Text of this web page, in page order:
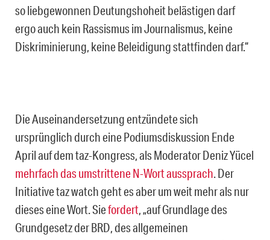
so liebgewonnen Deutungshoheit belästigen darf
ergo auch kein Rassismus im Journalismus, keine
Diskriminierung, keine Beleidigung stattfinden darf.“
Die Auseinandersetzung entzündete sich
ursprünglich durch eine Podiumsdiskussion Ende
April auf dem taz-Kongress, als Moderator Deniz Yücel
mehrfach das umstrittene N-Wort aussprach. Der
Initiative taz watch geht es aber um weit mehr als nur
dieses eine Wort. Siefordert, „auf Grundlage des
Grundgesetz der BRD, des allgemeinen